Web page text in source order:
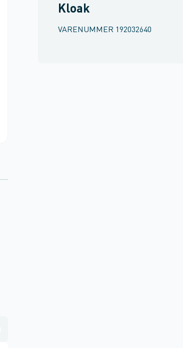
Kloak
VARENUMMER 192032640